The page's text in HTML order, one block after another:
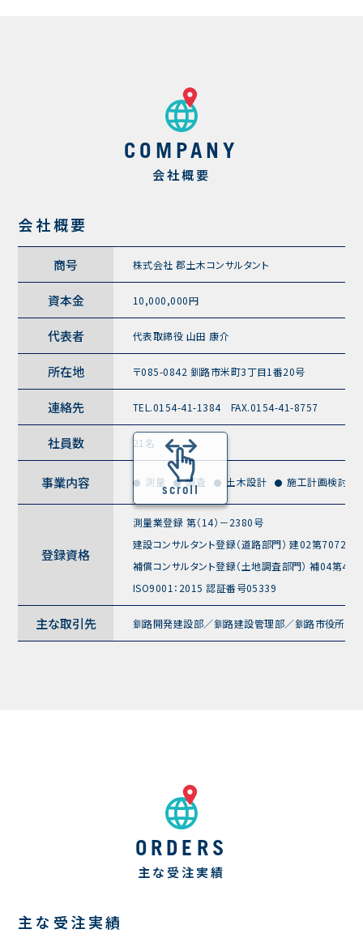
COMPANY
会社概要
会社概要
商号 株式会社 郡土木コンサルタント
資本金 10,000,000円
代表者 代表取締役 山田 康介
所在地 〒085-0842 釧路市米町3丁目1番20号
連絡先 TEL.0154-41-1384 FAX.0154-41-8757
社員数 21名
事業内容 測量 調査 土木設計 施工計画検討
登録資格
測量業登録 第（14）－2380号
建設コンサルタント登録（道路部門） 建02第7072号
補償コンサルタント登録（土地調査部門） 補04第
ISO9001：2015 認証番号05339
主な取引先 釧路開発建設部／釧路建設管理部／釧路市役所／
scroll
ORDERS
主な受注実績
主な受注実績